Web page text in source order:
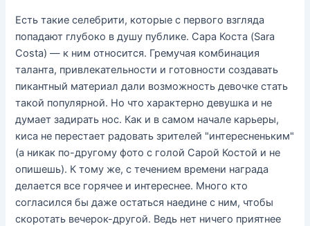
Есть такие селебрити, которые с первого взгляда
попадают глубоко в душу публике. Сара Коста (Sara
Costa) — к ним относится. Гремучая комбинация
таланта, привлекательности и готовности создавать
пикантный материал дали возможность девочке стать
такой популярной. Но что характерно девушка и не
думает задирать нос. Как и в самом начале карьеры,
киса не перестает радовать зрителей "интересненьким"
(а никак по-другому фото с голой Сарой Костой и не
опишешь). К тому же, с течением времени награда
делается все горячее и интереснее. Много кто
согласился бы даже остаться наедине с ним, чтобы
скоротать вечерок-другой. Ведь нет ничего приятнее